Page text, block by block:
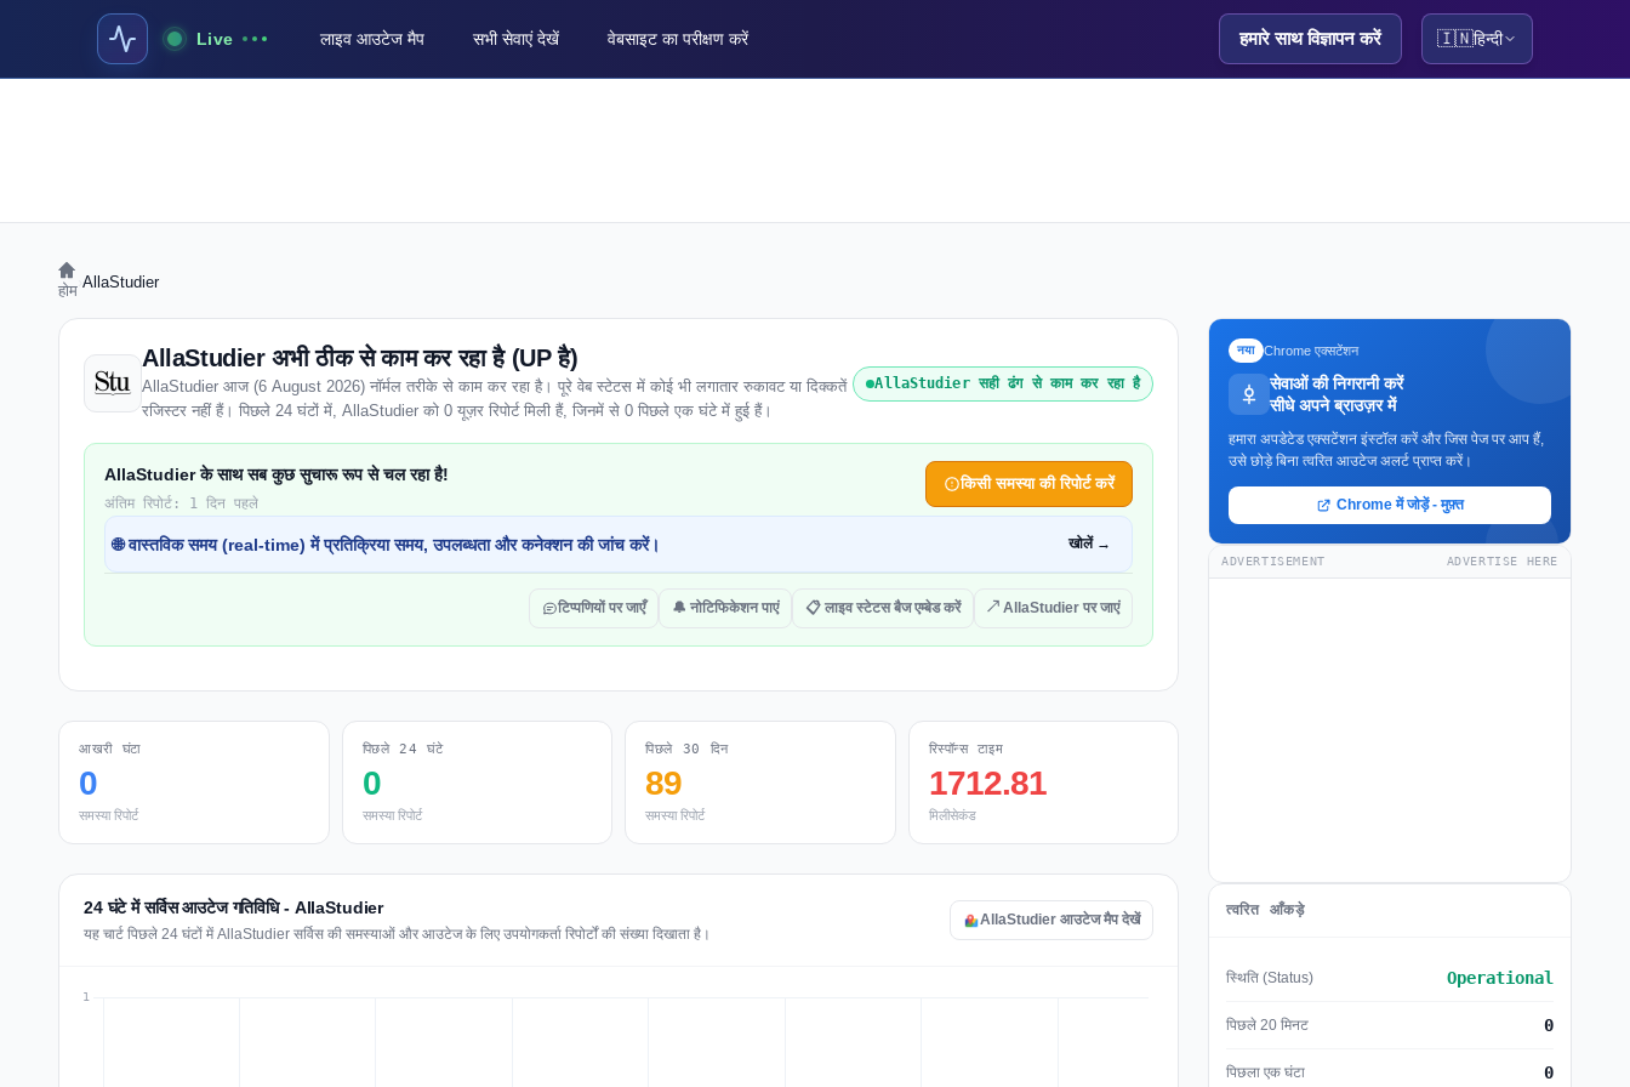
Live लाइव आउटेज मैप सभी सेवाएं देखें वेबसाइट का परीक्षण करें हमारे साथ विज्ञापन करें 🇮🇳हिन्दी
होम AllaStudier
AllaStudier अभी ठीक से काम कर रहा है (UP है)
AllaStudier आज (6 August 2026) नॉर्मल तरीके से काम कर रहा है। पूरे वेब स्टेटस में कोई भी लगातार रुकावट या दिक्कतें
रजिस्टर नहीं हैं। पिछले 24 घंटों में, AllaStudier को 0 यूज़र रिपोर्ट मिली हैं, जिनमें से 0 पिछले एक घंटे में हुई हैं।
AllaStudier सही ढंग से काम कर रहा है
AllaStudier के साथ सब कुछ सुचारू रूप से चल रहा है!
अंतिम रिपोर्ट: 1 दिन पहले
किसी समस्या की रिपोर्ट करें
🌐 वास्तविक समय (real-time) में प्रतिक्रिया समय, उपलब्धता और कनेक्शन की जांच करें। खोलें →
टिप्पणियों पर जाएँ 🔔 नोटिफिकेशन पाएं 📋 लाइव स्टेटस बैज एम्बेड करें ↗ AllaStudier पर जाएं
आखरी घंटा
0
समस्या रिपोर्ट
पिछले 24 घंटे
0
समस्या रिपोर्ट
पिछले 30 दिन
89
समस्या रिपोर्ट
रिस्पॉन्स टाइम
1712.81
मिलीसेकंड
24 घंटे में सर्विस आउटेज गतिविधि - AllaStudier
यह चार्ट पिछले 24 घंटों में AllaStudier सर्विस की समस्याओं और आउटेज के लिए उपयोगकर्ता रिपोर्टों की संख्या दिखाता है।
AllaStudier आउटेज मैप देखें
नया Chrome एक्सटेंशन
सेवाओं की निगरानी करें
सीधे अपने ब्राउज़र में
हमारा अपडेटेड एक्सटेंशन इंस्टॉल करें और जिस पेज पर आप हैं,
उसे छोड़े बिना त्वरित आउटेज अलर्ट प्राप्त करें।
Chrome में जोड़ें - मुफ़्त
ADVERTISEMENT ADVERTISE HERE
त्वरित आँकड़े
स्थिति (Status) Operational
पिछले 20 मिनट 0
पिछला एक घंटा 0